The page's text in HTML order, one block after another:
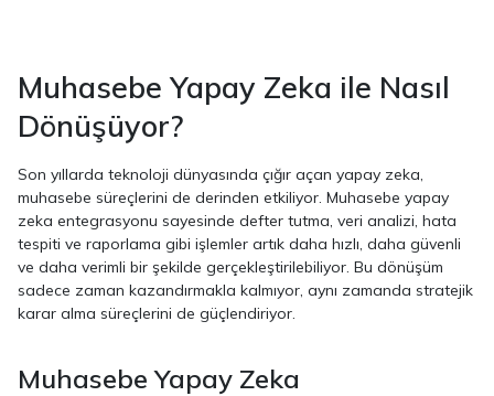
Muhasebe Yapay Zeka ile Nasıl
Dönüşüyor?
Son yıllarda teknoloji dünyasında çığır açan yapay zeka,
muhasebe süreçlerini de derinden etkiliyor. Muhasebe yapay
zeka entegrasyonu sayesinde defter tutma, veri analizi, hata
tespiti ve raporlama gibi işlemler artık daha hızlı, daha güvenli
ve daha verimli bir şekilde gerçekleştirilebiliyor. Bu dönüşüm
sadece zaman kazandırmakla kalmıyor, aynı zamanda stratejik
karar alma süreçlerini de güçlendiriyor.
Muhasebe Yapay Zeka